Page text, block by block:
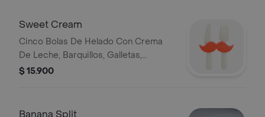
Sweet Cream
Cinco Bolas De Helado Con Crema
De Leche, Barquillos, Galletas,
Durazno, Cerezas Y Salsa*
$ 15.900
Banana Split